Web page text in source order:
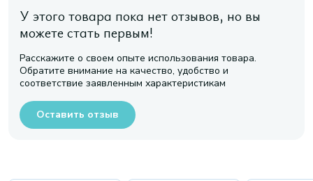
У этого товара пока нет отзывов, но вы
можете стать первым!
Расскажите о своем опыте использования товара.
Обратите внимание на качество, удобство и
соответствие заявленным характеристикам
Оставить отзыв